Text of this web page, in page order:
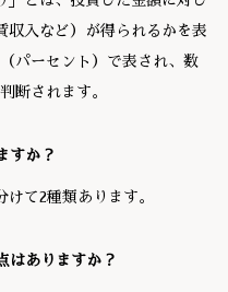
収入など）が得られるかを表
パーセント）で表され、数
断されます。
すか？
て2種類あります。
はありますか？